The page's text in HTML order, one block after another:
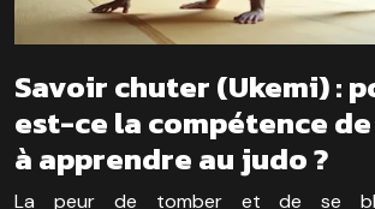
Savoir chuter (Ukemi) :
est-ce la compétence de
à apprendre au judo ?
La peur de tomber et de se